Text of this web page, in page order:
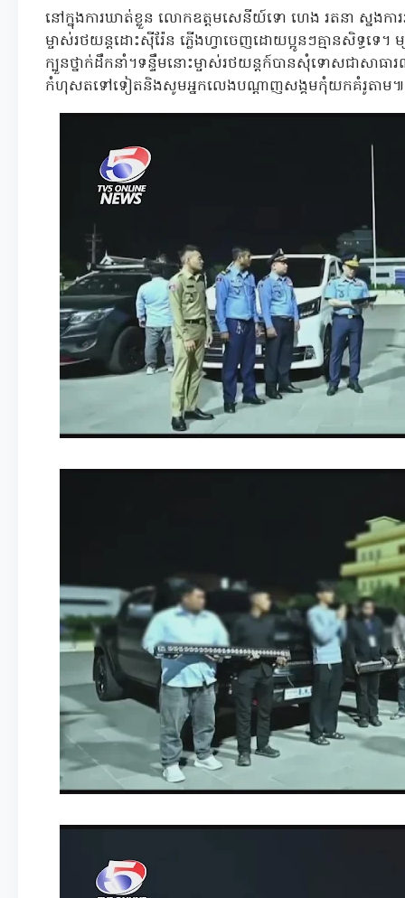
នៅក្នុងការឃាត់ខ្លួន លោកឧត្តមសេនីយ៍ទោ ហេង រតនា ស្នងក
ម្ចាស់រថយន្តដោះស៊ីរ៉ែន ភ្លើងហ្វាចេញដោយប្អូនៗគ្មានសិទ្ធទ
ក្បួនថ្នាក់ដឹកនាំ។ទន្ទឹមនោះម្ចាស់រថយន្តក៍បានសុំទោសជាសាធ
កំហុសតទៅទៀតនិងសូមអ្នកលេងបណ្តាញសង្គមកុំយកគំរូតាម